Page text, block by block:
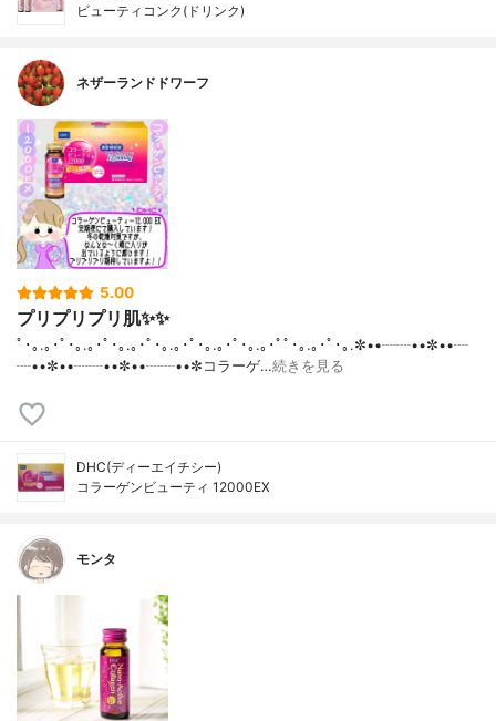
ビューティコンク(ドリンク)
ネザーランドドワーフ
5.00
プリプリプリ肌✨✨
ﾟ･｡.｡･ﾟ･｡.｡･ﾟ･｡.｡･ﾟ･｡.｡･ﾟ･｡.｡･ﾟ･｡.｡･ﾟﾟ･｡.｡･ﾟ･｡.✼••┈┈••✼••┈
┈••✼••┈┈••✼••┈┈••✼コラーゲ…続きを見る
DHC(ディーエイチシー)
コラーゲンビューティ 12000EX
モンタ